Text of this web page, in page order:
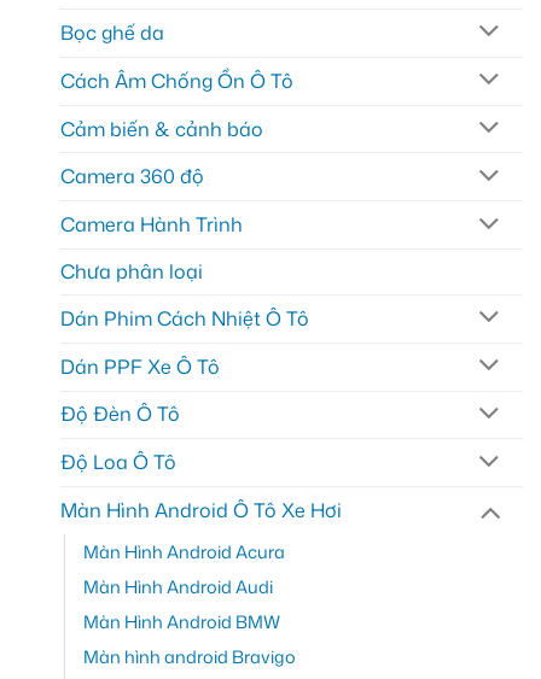
Bọc ghế da
Cách Âm Chống Ồn Ô Tô
Cảm biến & cảnh báo
Camera 360 độ
Camera Hành Trình
Chưa phân loại
Dán Phim Cách Nhiệt Ô Tô
Dán PPF Xe Ô Tô
Độ Đèn Ô Tô
Độ Loa Ô Tô
Màn Hình Android Ô Tô Xe Hơi
Màn Hình Android Acura
Màn Hình Android Audi
Màn Hình Android BMW
Màn hình android Bravigo